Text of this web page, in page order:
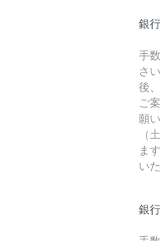
銀
手
さ
後
ご
願
（
ま
い
銀